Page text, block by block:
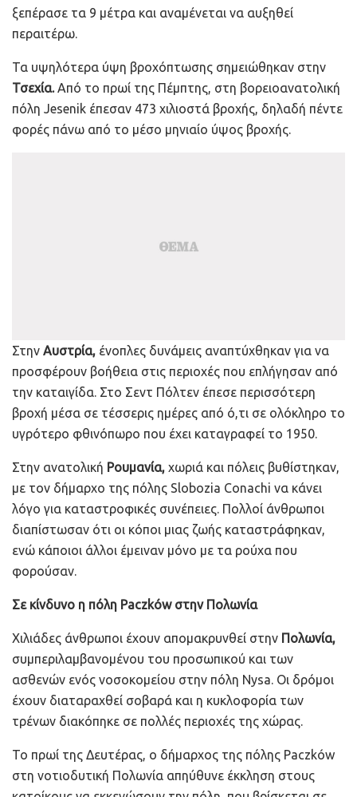
ξεπέρασε τα 9 μέτρα και αναμένεται να αυξηθεί
περαιτέρω.
Τα υψηλότερα ύψη βροχόπτωσης σημειώθηκαν στην
Τσεχία.Από το πρωί της Πέμπτης, στη βορειοανατολική
πόλη Jesenik έπεσαν 473 χιλιοστά βροχής, δηλαδή πέντε
φορές πάνω από το μέσο μηνιαίο ύψος βροχής.
Στην Αυστρία, ένοπλες δυνάμεις αναπτύχθηκαν για να
προσφέρουν βοήθεια στις περιοχές που επλήγησαν από
την καταιγίδα. Στο Σεντ Πόλτεν έπεσε περισσότερη
βροχή μέσα σε τέσσερις ημέρες από ό,τι σε ολόκληρο το
υγρότερο φθινόπωρο που έχει καταγραφεί το 1950.
Στην ανατολική Ρουμανία, χωριά και πόλεις βυθίστηκαν,
με τον δήμαρχο της πόλης Slobozia Conachi να κάνει
λόγο για καταστροφικές συνέπειες. Πολλοί άνθρωποι
διαπίστωσαν ότι οι κόποι μιας ζωής καταστράφηκαν,
ενώ κάποιοι άλλοι έμειναν μόνο με τα ρούχα που
φορούσαν.
Σε κίνδυνο η πόλη Paczków στην Πολωνία
Χιλιάδες άνθρωποι έχουν απομακρυνθεί στην Πολωνία,
συμπεριλαμβανομένου του προσωπικού και των
ασθενών ενός νοσοκομείου στην πόλη Nysa. Οι δρόμοι
έχουν διαταραχθεί σοβαρά και η κυκλοφορία των
τρένων διακόπηκε σε πολλές περιοχές της χώρας.
Το πρωί της Δευτέρας, ο δήμαρχος της πόλης Paczków
στη νοτιοδυτική Πολωνία απηύθυνε έκκληση στους